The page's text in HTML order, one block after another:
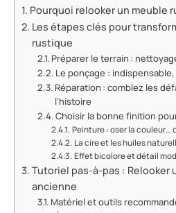
Pourquoi relooker un meuble
Les étapes clés pour
rustique
Préparer le terrain :
Le ponçage :
Réparation : comblez les
l’histoire
Choisir la bonne finition
Peinture : oser la couleur…
La cire et les huiles
Effet bicolore et détail
Tutoriel pas-à-pas : Relooker
ancienne
Matériel et outils